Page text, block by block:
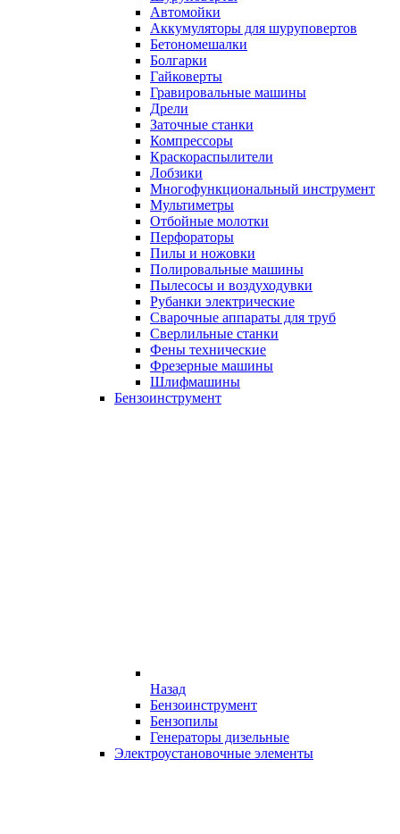
Автомойки
Аккумуляторы для шуруповертов
Бетономешалки
Болгарки
Гайковерты
Гравировальные машины
Дрели
Заточные станки
Компрессоры
Краскораспылители
Лобзики
Многофункциональный инструмент
Мультиметры
Отбойные молотки
Перфораторы
Пилы и ножовки
Полировальные машины
Пылесосы и воздуходувки
Рубанки электрические
Сварочные аппараты для труб
Сверлильные станки
Фены технические
Фрезерные машины
Шлифмашины
Бензоинструмент
Назад
Бензоинструмент
Бензопилы
Генераторы дизельные
Электроустановочные элементы